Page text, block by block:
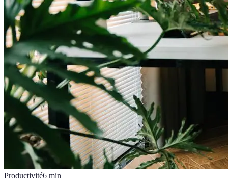
Productivité6 min